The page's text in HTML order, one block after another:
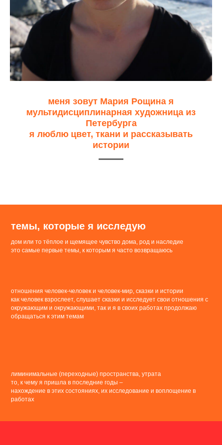
меня зовут Мария Рощина я
мультидисциплинарная художница из
Петербурга
я люблю цвет, ткани и рассказывать
истории
темы, которые я исследую
дом или то тёплое и щемящее чувство дома, род и наследие
это самые первые темы, к которым я часто возвращаюсь
отношения человек-человек и человек-мир, сказки и истории
как человек взрослеет, слушает сказки и исследует свои отношения с
окружающим и окружающими, так и я в своих работах продолжаю
обращаться к этим темам
лиминимальные (переходные) пространства, утрата
то, к чему я пришла в последние годы –
нахождение в этих состояниях, их исследование и воплощение в
работах